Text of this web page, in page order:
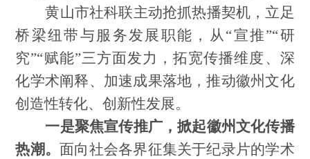
黄山市社科联主动抢抓热播契机，立足
桥梁纽带与服务发展职能， 从 “宣推”“研
究”“赋能”三方面发力，拓宽传播维度、深
化学术阐释、加速成果落地，推动徽州文化
创造性转化、创新性发展。
一是聚焦宣传推广，掀起徽州文化传播
热潮。面向社会各界征集关于纪录片的学术